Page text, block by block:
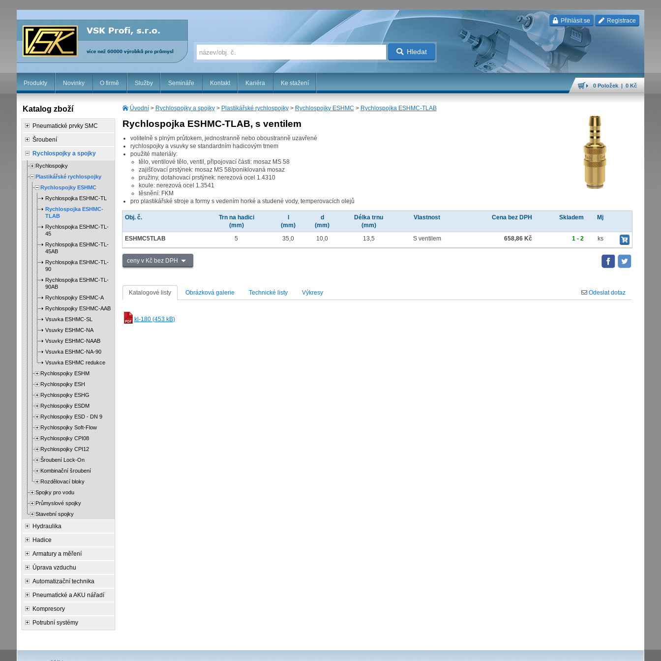
Přihlásit se Registrace
Hledat
Produkty Novinky O firmě Služby Semináře Kontakt Kariéra Ke stažení 0 Položek | 0 Kč
Úvodní> Rychlospojky a spojky> Plastikářské rychlospojky> Rychlospojky ESHMC > Rychlospojka ESHMC-TLAB
Rychlospojka ESHMC-TLAB, s ventilem
volitelně s plným průtokem, jednostranně nebo oboustranně uzavřené
rychlospojky a vsuvky se standardním hadicovým trnem
použité materiály:
tělo, ventilové tělo, ventil, připojovací části: mosaz MS 58
zajišťovací prstýnek: mosaz MS 58/poniklovaná mosaz
pružiny, dotahovací prstýnek: nerezová ocel 1.4310
koule: nerezová ocel 1.3541
těsnění: FKM
pro plastikářské stroje a formy s vedením horké a studené vody, temperovacích olejů
Obj. č.
Trn na hadici
(mm)
(mm)
d
(mm)
Délka trnu
(mm)
Vlastnost Cena bez DPH Skladem Mj
ESHMC5TLAB 5 35,0 10,0 13,5 S ventilem 658,86 Kč 1 - 2 ks
ceny v Kč bez DPH
Katalogové listy Obrázková galerie Technické listy Výkresy Odeslat dotaz
kl-180 (453 kB)
Katalog zboží
Pneumatické prvky SMC
Šroubení
Rychlospojky a spojky
Rychlospojky
Plastikářské rychlospojky
Rychlospojky ESHMC
Rychlospojka ESHMC-TL
Rychlospojka ESHMC-
TLAB
Rychlospojka ESHMC-TL-
45
Rychlospojka ESHMC-TL-
45AB
Rychlospojka ESHMC-TL-
90
Rychlospojka ESHMC-TL-
90AB
Rychlospojky ESHMC-A
Rychlospojky ESHMC-AAB
Vsuvka ESHMC-SL
Vsuvky ESHMC-NA
Vsuvky ESHMC-NAAB
Vsuvka ESHMC-NA-90
Vsuvka ESHMC redukce
Rychlospojky ESHM
Rychlospojky ESH
Rychlospojky ESHG
Rychlospojky ESDM
Rychlospojky ESD - DN 9
Rychlospojky Soft-Flow
Rychlospojky CPI08
Rychlospojky CPI12
Šroubení Lock-On
Kombinační šroubení
Rozdělovací bloky
Spojky pro vodu
Průmyslové spojky
Stavební spojky
Hydraulika
Hadice
Armatury a měření
Úprava vzduchu
Automatizační technika
Pneumatické a AKU nářadí
Kompresory
Potrubní systémy